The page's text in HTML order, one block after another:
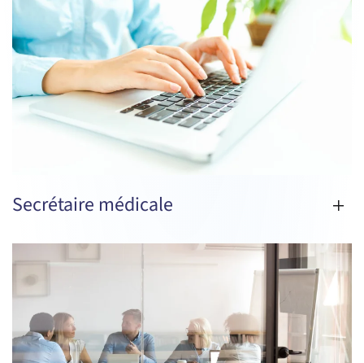
Secrétaire médicale